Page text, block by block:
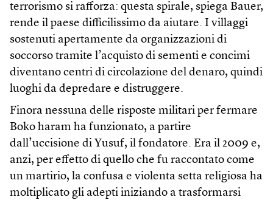
terrorismo si rafforza: questa spirale, spiega Bauer,
rende il paese difficilissimo da aiutare. I villaggi
sostenuti apertamente da organizzazioni di
soccorso tramite l’acquisto di sementi e concimi
diventano centri di circolazione del denaro, quindi
luoghi da depredare e distruggere.
Finora nessuna delle risposte militari per fermare
Boko haram ha funzionato, a partire
dall’uccisione di Yusuf, il fondatore. Era il 2009 e,
anzi, per effetto di quello che fu raccontato come
un martirio, la confusa e violenta setta religiosa ha
moltiplicato gli adepti iniziando a trasformarsi